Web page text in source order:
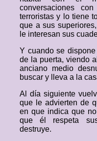
conversaciones
terroristas y lo tiene
que a sus
le interesan sus
Y cuando se
de la puerta, viendo
anciano medio
buscar y lleva a la
Al día siguiente
que le advierten de
en que indica que
que él respeta
destruye.